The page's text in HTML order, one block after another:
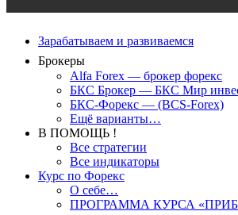
Зарабатываем и развиваемся
Брокеры
Alfa Forex — брокер форекс
БКС Брокер — БКС Мир
БКС-Форекс — (BCS-Forex)
Ещё варианты…
В ПОМОЩЬ !
Все стратегии
Все индикаторы
Курс по Форекс
О себе…
ПРОГРАММА КУРСА